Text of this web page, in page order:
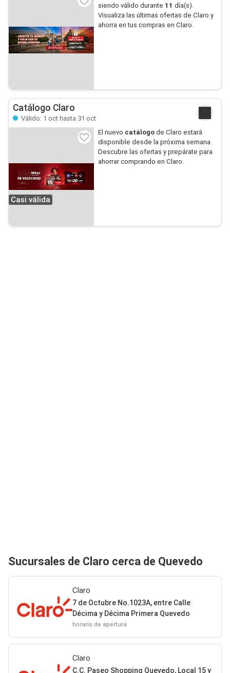
siendo válido durante 11 día(s).
Visualiza las últimas ofertas de Claro y
ahorra en tus compras en Claro.
Catálogo Claro
Válido: 1 oct hasta 31 oct
Casi válida
El nuevo catálogode Claro estará
disponible desde la próxima semana.
Descubre las ofertas y prepárate para
ahorrar comprando en Claro.
Sucursales de Claro cerca de Quevedo
Claro
7 de Octubre No.1023A, entre Calle
Décima y Décima Primera Quevedo
horario de apertura
Claro
C.C. Paseo Shopping Quevedo, Local 15 y